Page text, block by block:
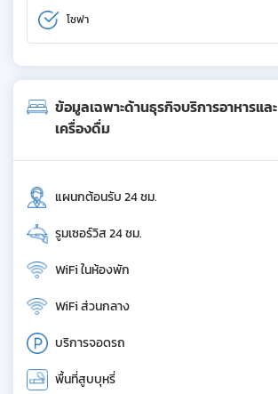
โซฟา
ข้อมูลเฉพาะด้านธุรกิจบริการอาหารและ
เครื่องดื่ม
แผนกต้อนรับ 24 ชม.
รูมเซอร์วิส 24 ชม.
WiFi ในห้องพัก
WiFi ส่วนกลาง
บริการจอดรถ
พื้นที่สูบบุหรี่